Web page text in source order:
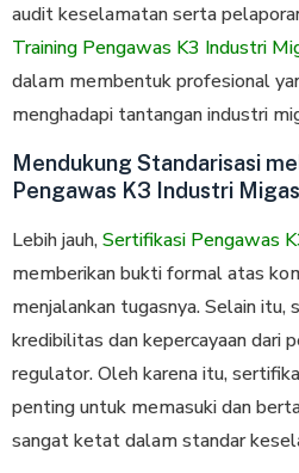
audit keselamatan serta
Training Pengawas K3 Industri
dalam membentuk profesional
menghadapi tantangan industri
Mendukung Standarisasi
Pengawas K3 Industri Migas
Lebih jauh,Sertifikasi Pengawas
memberikan bukti formal atas
menjalankan tugasnya. Selain itu,
kredibilitas dan kepercayaan dari
regulator. Oleh karena itu,
penting untuk memasuki dan
sangat ketat dalam standar